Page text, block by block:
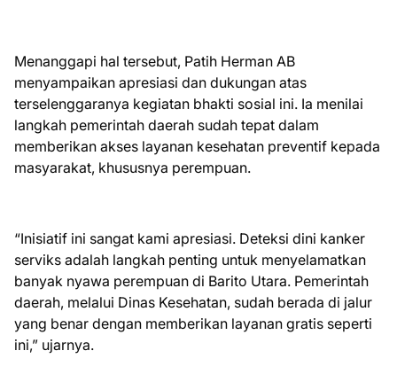
Menanggapi hal tersebut, Patih Herman AB
menyampaikan apresiasi dan dukungan atas
terselenggaranya kegiatan bhakti sosial ini. Ia menilai
langkah pemerintah daerah sudah tepat dalam
memberikan akses layanan kesehatan preventif kepada
masyarakat, khususnya perempuan.
“Inisiatif ini sangat kami apresiasi. Deteksi dini kanker
serviks adalah langkah penting untuk menyelamatkan
banyak nyawa perempuan di Barito Utara. Pemerintah
daerah, melalui Dinas Kesehatan, sudah berada di jalur
yang benar dengan memberikan layanan gratis seperti
ini,” ujarnya.